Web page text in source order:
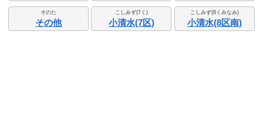
そのた
その他
こしみず(7く)
小清水(7区)
こしみず(8くみなみ)
小清水(8区南)